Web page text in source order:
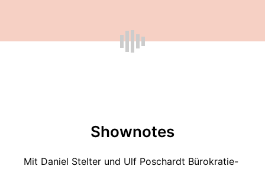
Shownotes
Mit Daniel Stelter und Ulf Poschardt Bürokratie-